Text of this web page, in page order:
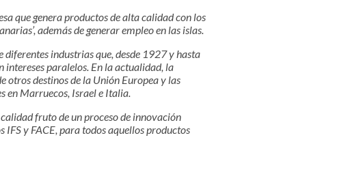
que genera productos de alta calidad con los
además de generar empleo en las islas.
industrias que, desde 1927 y hasta
intereses paralelos. En la actualidad, la
otros destinos de la Unión Europea y las
en Marruecos, Israel e Italia.
fruto de un proceso de innovación
IFS y FACE, para todos aquellos productos